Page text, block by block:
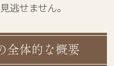
逃せません。
全体的な概要